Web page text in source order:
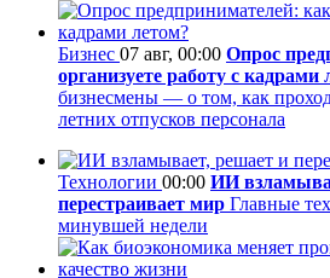
Бизнес 07 авг, 00:00 Опрос
организуете работу с кадрами
бизнесмены — о том, как
летних отпусков персонала
Технологии 00:00 ИИ
перестраивает мир Главные
минувшей недели